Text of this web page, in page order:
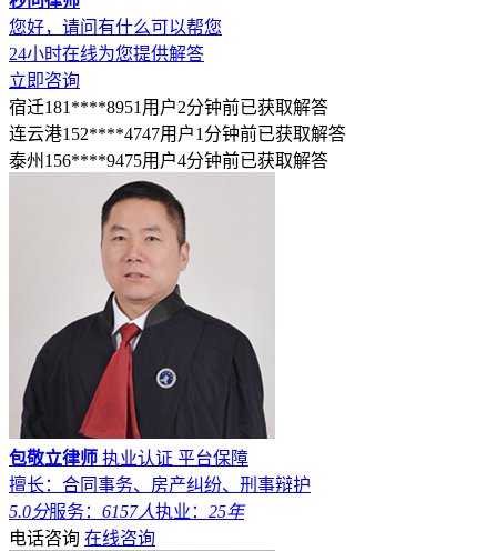
您好，请问有什么可以帮您
24小时在线为您提供解答
立即咨询
宿迁181****8951用户2分钟前已获取解答
连云港152****4747用户1分钟前已获取解答
泰州156****9475用户4分钟前已获取解答
包敬立律师 执业认证 平台保障
擅长：合同事务、房产纠纷、刑事辩护
5.0分服务： 6157人执业： 25年
电话咨询 在线咨询